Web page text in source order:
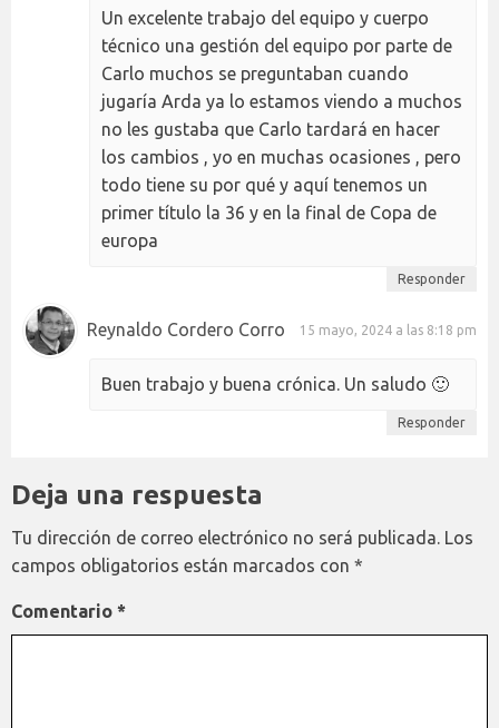
Un excelente trabajo del equipo y cuerpo
técnico una gestión del equipo por parte de
Carlo muchos se preguntaban cuando
jugaría Arda ya lo estamos viendo a muchos
no les gustaba que Carlo tardará en hacer
los cambios , yo en muchas ocasiones , pero
todo tiene su por qué y aquí tenemos un
primer título la 36 y en la final de Copa de
europa
Responder
Reynaldo Cordero Corro 15 mayo, 2024 a las 8:18 pm
Buen trabajo y buena crónica. Un saludo 🙂
Responder
Deja una respuesta
Tu dirección de correo electrónico no será publicada. Los
campos obligatorios están marcados con *
Comentario *